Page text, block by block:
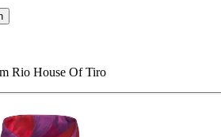
Rio House Of Tiro